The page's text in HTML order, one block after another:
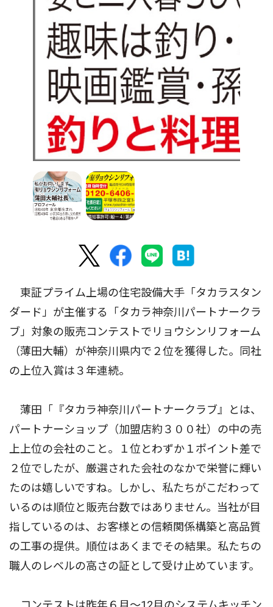
東証プライム上場の住宅設備大手「タカラスタン
ダード」が主催する「タカラ神奈川パートナークラ
ブ」対象の販売コンテストでリョウシンリフォーム
（薄田大輔）が神奈川県内で２位を獲得した。同社
の上位入賞は３年連続。
薄田「『タカラ神奈川パートナークラブ』とは、
パートナーショップ（加盟店約３００社）の中の売
上上位の会社のこと。１位とわずか１ポイント差で
２位でしたが、厳選された会社のなかで栄誉に輝い
たのは嬉しいですね。しかし、私たちがこだわって
いるのは順位と販売台数ではありません。当社が目
指しているのは、お客様との信頼関係構築と高品質
の工事の提供。順位はあくまでその結果。私たちの
職人のレベルの高さの証として受け止めています。